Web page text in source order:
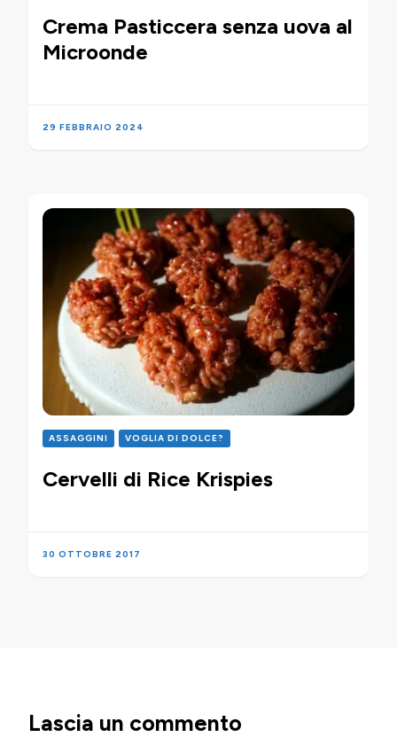
Crema Pasticcera senza uova al
Microonde
29 FEBBRAIO 2024
ASSAGGINI VOGLIA DI DOLCE?
Cervelli di Rice Krispies
30 OTTOBRE 2017
Lascia un commento